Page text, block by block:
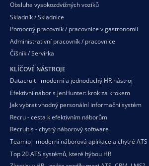
Obsluha vysokozdvižných vozíků
Skladník / Skladnice
Pomocný pracovník / pracovnice v gastronomii
Administrativní pracovník / pracovnice
Číšník / Servírka
KLÍČOVÉ NÁSTROJE
Datacruit - moderní a jednoduchý HR nástroj
Efektivní nábor s jenHunter: krok za krokem
Jak vybrat vhodný personální informační systém
Recru - cesta k efektivním náborům
Recruitis - chytrý náborový software
Teamio - moderní náborová aplikace a chytré ATS
Top 20 ATS systémů, které hýbou HR